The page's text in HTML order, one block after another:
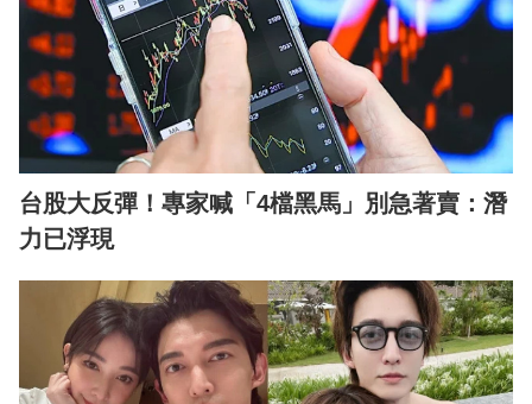
台股大反彈！專家喊「4檔黑馬」別急著賣：潛
力已浮現